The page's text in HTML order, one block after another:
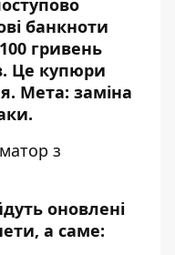
банкноти
гривень
Це купюри
Мета: заміна
з
оновлені
а саме: